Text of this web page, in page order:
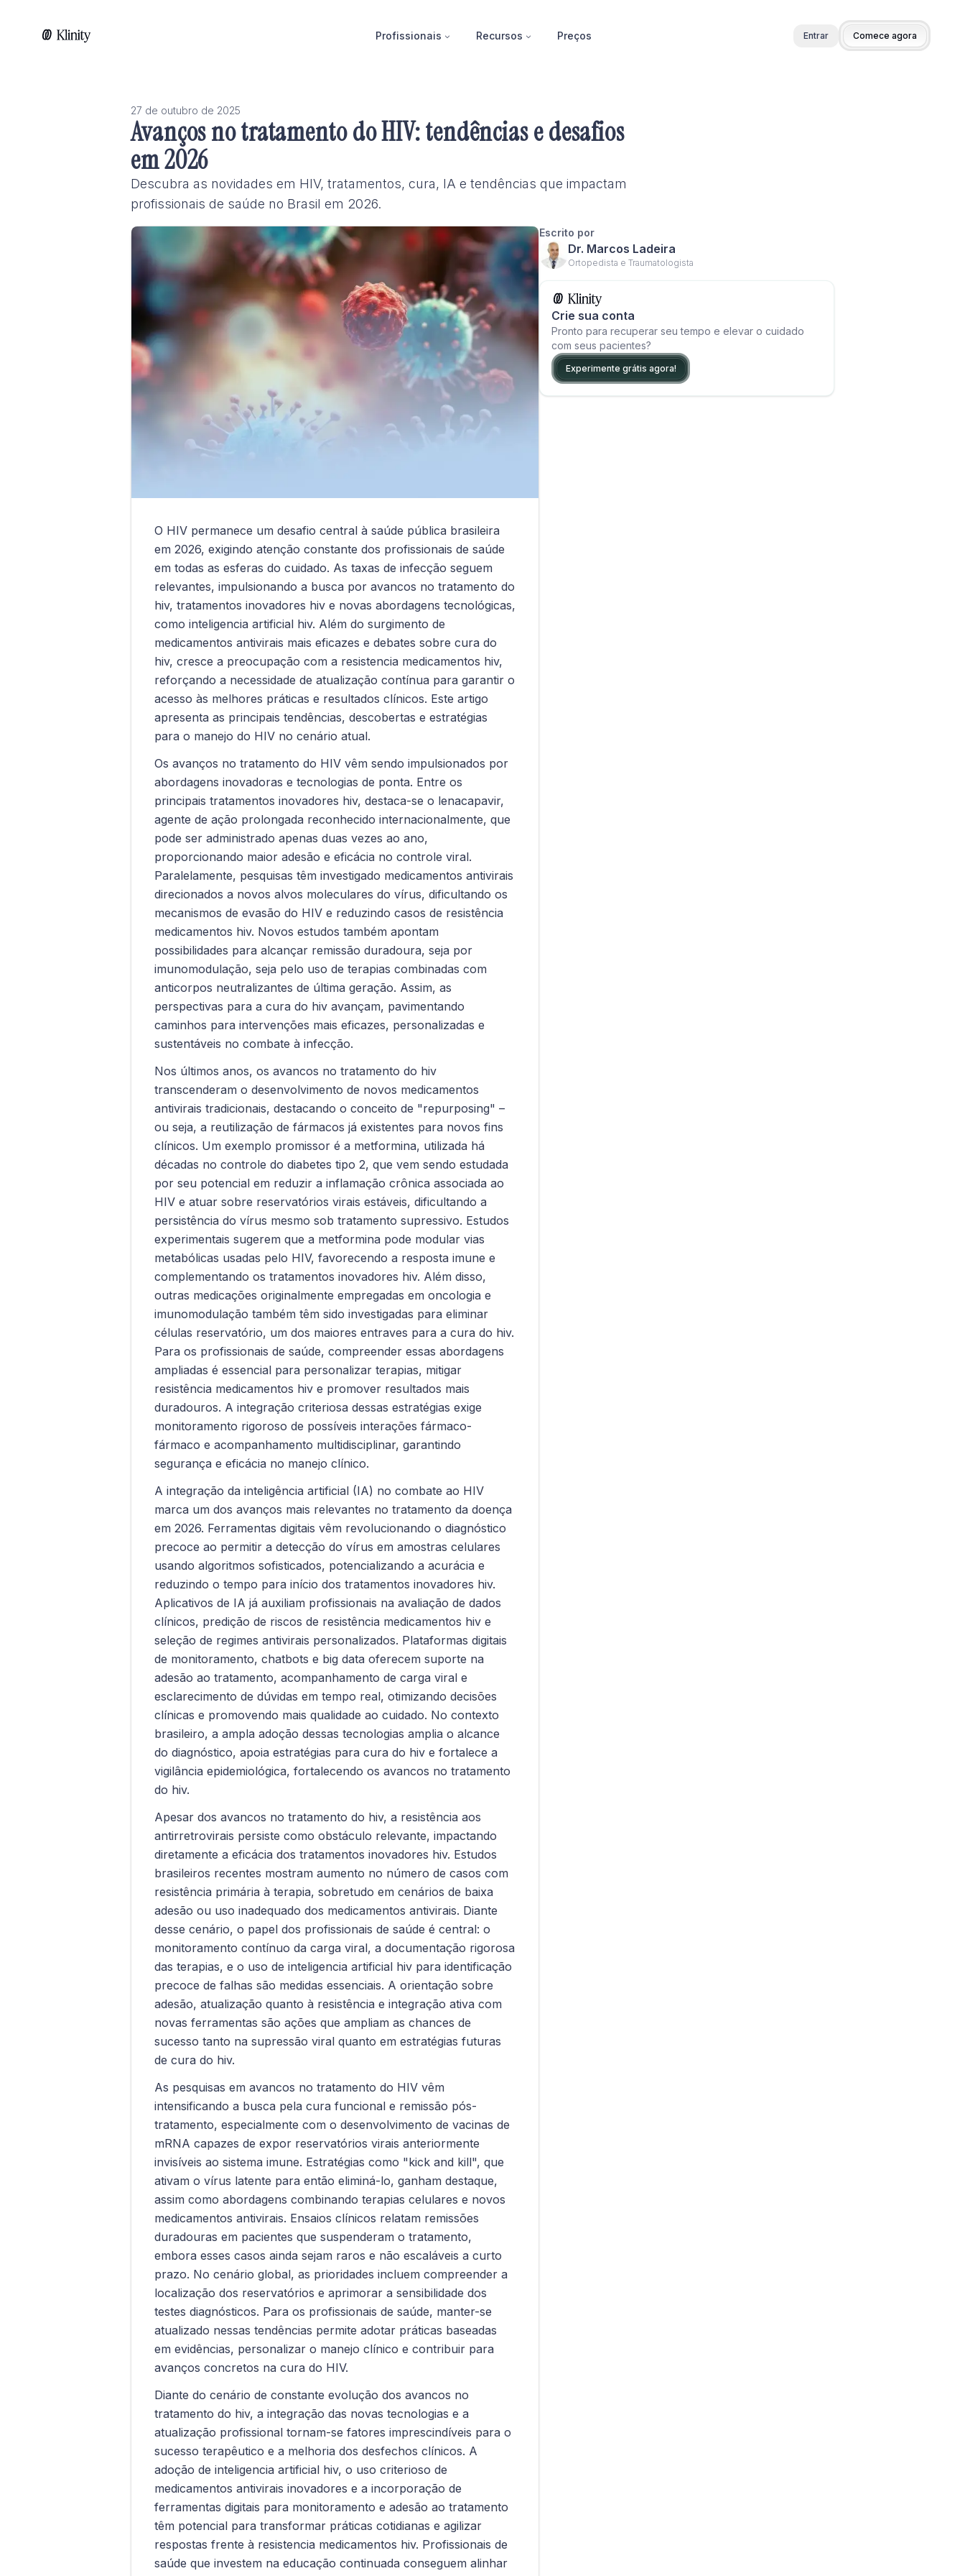
Profissionais Recursos Preços Entrar Comece agora
27 de outubro de 2025
Avanços no tratamento do HIV: tendências e desafios
em 2026
Descubra as novidades em HIV, tratamentos, cura, IA e tendências que impactam
profissionais de saúde no Brasil em 2026.
O HIV permanece um desafio central à saúde pública brasileira
em 2026, exigindo atenção constante dos profissionais de saúde
em todas as esferas do cuidado. As taxas de infecção seguem
relevantes, impulsionando a busca por avancos no tratamento do
hiv, tratamentos inovadores hiv e novas abordagens tecnológicas,
como inteligencia artificial hiv. Além do surgimento de
medicamentos antivirais mais eficazes e debates sobre cura do
hiv, cresce a preocupação com a resistencia medicamentos hiv,
reforçando a necessidade de atualização contínua para garantir o
acesso às melhores práticas e resultados clínicos. Este artigo
apresenta as principais tendências, descobertas e estratégias
para o manejo do HIV no cenário atual.
Os avanços no tratamento do HIV vêm sendo impulsionados por
abordagens inovadoras e tecnologias de ponta. Entre os
principais tratamentos inovadores hiv, destaca-se o lenacapavir,
agente de ação prolongada reconhecido internacionalmente, que
pode ser administrado apenas duas vezes ao ano,
proporcionando maior adesão e eficácia no controle viral.
Paralelamente, pesquisas têm investigado medicamentos antivirais
direcionados a novos alvos moleculares do vírus, dificultando os
mecanismos de evasão do HIV e reduzindo casos de resistência
medicamentos hiv. Novos estudos também apontam
possibilidades para alcançar remissão duradoura, seja por
imunomodulação, seja pelo uso de terapias combinadas com
anticorpos neutralizantes de última geração. Assim, as
perspectivas para a cura do hiv avançam, pavimentando
caminhos para intervenções mais eficazes, personalizadas e
sustentáveis no combate à infecção.
Nos últimos anos, os avancos no tratamento do hiv
transcenderam o desenvolvimento de novos medicamentos
antivirais tradicionais, destacando o conceito de "repurposing" –
ou seja, a reutilização de fármacos já existentes para novos fins
clínicos. Um exemplo promissor é a metformina, utilizada há
décadas no controle do diabetes tipo 2, que vem sendo estudada
por seu potencial em reduzir a inflamação crônica associada ao
HIV e atuar sobre reservatórios virais estáveis, dificultando a
persistência do vírus mesmo sob tratamento supressivo. Estudos
experimentais sugerem que a metformina pode modular vias
metabólicas usadas pelo HIV, favorecendo a resposta imune e
complementando os tratamentos inovadores hiv. Além disso,
outras medicações originalmente empregadas em oncologia e
imunomodulação também têm sido investigadas para eliminar
células reservatório, um dos maiores entraves para a cura do hiv.
Para os profissionais de saúde, compreender essas abordagens
ampliadas é essencial para personalizar terapias, mitigar
resistência medicamentos hiv e promover resultados mais
duradouros. A integração criteriosa dessas estratégias exige
monitoramento rigoroso de possíveis interações fármaco-
fármaco e acompanhamento multidisciplinar, garantindo
segurança e eficácia no manejo clínico.
A integração da inteligência artificial (IA) no combate ao HIV
marca um dos avanços mais relevantes no tratamento da doença
em 2026. Ferramentas digitais vêm revolucionando o diagnóstico
precoce ao permitir a detecção do vírus em amostras celulares
usando algoritmos sofisticados, potencializando a acurácia e
reduzindo o tempo para início dos tratamentos inovadores hiv.
Aplicativos de IA já auxiliam profissionais na avaliação de dados
clínicos, predição de riscos de resistência medicamentos hiv e
seleção de regimes antivirais personalizados. Plataformas digitais
de monitoramento, chatbots e big data oferecem suporte na
adesão ao tratamento, acompanhamento de carga viral e
esclarecimento de dúvidas em tempo real, otimizando decisões
clínicas e promovendo mais qualidade ao cuidado. No contexto
brasileiro, a ampla adoção dessas tecnologias amplia o alcance
do diagnóstico, apoia estratégias para cura do hiv e fortalece a
vigilância epidemiológica, fortalecendo os avancos no tratamento
do hiv.
Apesar dos avancos no tratamento do hiv, a resistência aos
antirretrovirais persiste como obstáculo relevante, impactando
diretamente a eficácia dos tratamentos inovadores hiv. Estudos
brasileiros recentes mostram aumento no número de casos com
resistência primária à terapia, sobretudo em cenários de baixa
adesão ou uso inadequado dos medicamentos antivirais. Diante
desse cenário, o papel dos profissionais de saúde é central: o
monitoramento contínuo da carga viral, a documentação rigorosa
das terapias, e o uso de inteligencia artificial hiv para identificação
precoce de falhas são medidas essenciais. A orientação sobre
adesão, atualização quanto à resistência e integração ativa com
novas ferramentas são ações que ampliam as chances de
sucesso tanto na supressão viral quanto em estratégias futuras
de cura do hiv.
As pesquisas em avancos no tratamento do HIV vêm
intensificando a busca pela cura funcional e remissão pós-
tratamento, especialmente com o desenvolvimento de vacinas de
mRNA capazes de expor reservatórios virais anteriormente
invisíveis ao sistema imune. Estratégias como "kick and kill", que
ativam o vírus latente para então eliminá-lo, ganham destaque,
assim como abordagens combinando terapias celulares e novos
medicamentos antivirais. Ensaios clínicos relatam remissões
duradouras em pacientes que suspenderam o tratamento,
embora esses casos ainda sejam raros e não escaláveis a curto
prazo. No cenário global, as prioridades incluem compreender a
localização dos reservatórios e aprimorar a sensibilidade dos
testes diagnósticos. Para os profissionais de saúde, manter-se
atualizado nessas tendências permite adotar práticas baseadas
em evidências, personalizar o manejo clínico e contribuir para
avanços concretos na cura do HIV.
Diante do cenário de constante evolução dos avancos no
tratamento do hiv, a integração das novas tecnologias e a
atualização profissional tornam-se fatores imprescindíveis para o
sucesso terapêutico e a melhoria dos desfechos clínicos. A
adoção de inteligencia artificial hiv, o uso criterioso de
medicamentos antivirais inovadores e a incorporação de
ferramentas digitais para monitoramento e adesão ao tratamento
têm potencial para transformar práticas cotidianas e agilizar
respostas frente à resistencia medicamentos hiv. Profissionais de
saúde que investem na educação continuada conseguem alinhar
Escrito por
Dr. Marcos Ladeira
Ortopedista e Traumatologista
Crie sua conta
Pronto para recuperar seu tempo e elevar o cuidado
com seus pacientes?
Experimente grátis agora!